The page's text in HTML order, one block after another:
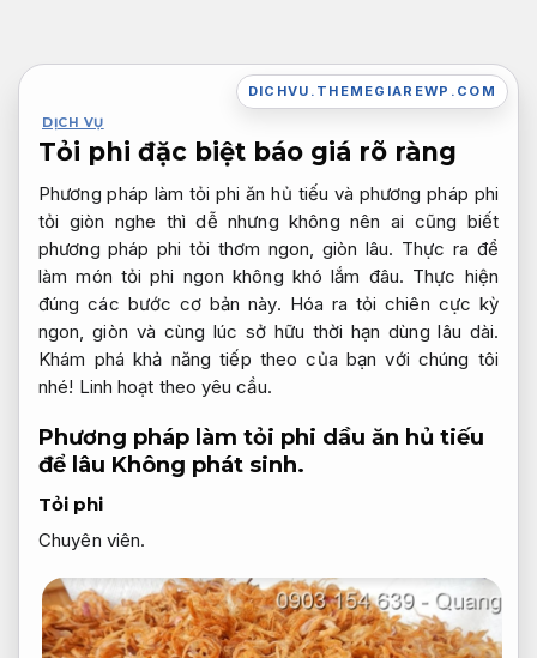
nội
DICHVU.THEMEGIAREWP.COM
DỊCH VỤ
Tỏi phi đặc biệt báo giá rõ ràng
Phương pháp làm tỏi phi ăn hủ tiếu và phương pháp phi
tỏi giòn nghe thì dễ nhưng không nên ai cũng biết
phương pháp phi tỏi thơm ngon, giòn lâu. Thực ra để
làm món tỏi phi ngon không khó lắm đâu. Thực hiện
đúng các bước cơ bản này. Hóa ra tỏi chiên cực kỳ
ngon, giòn và cùng lúc sở hữu thời hạn dùng lâu dài.
Khám phá khả năng tiếp theo của bạn với chúng tôi
nhé! Linh hoạt theo yêu cầu.
Phương pháp làm tỏi phi dầu ăn hủ tiếu
để lâu Không phát sinh.
Tỏi phi
Chuyên viên.